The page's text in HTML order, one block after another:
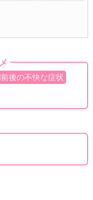
後の不快な症状